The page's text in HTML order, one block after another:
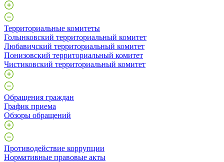
Территориальные комитеты
Голынковский территориальный комитет
Любавичский территориальный комитет
Понизовский территориальный комитет
Чистиковский территориальный комитет
Обращения граждан
График приема
Обзоры обращений
Противодействие коррупции
Нормативные правовые акты